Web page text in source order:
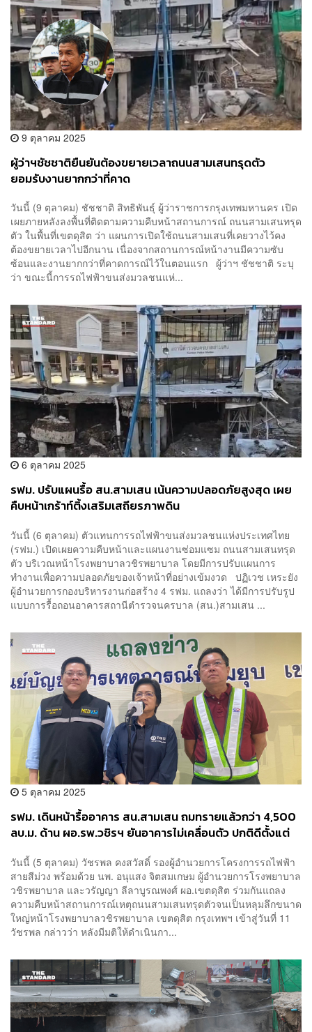
9 ตุลาคม 2025
ผู้ว่าฯชัชชาติยืนยันต้องขยายเวลาถนนสามเสนทรุดตัว
ยอมรับงานยากกว่าที่คาด
วันนี้ (9 ตุลาคม) ชัชชาติ สิทธิพันธุ์ ผู้ว่าราชการกรุงเทพมหานคร เปิด
เผยภายหลังลงพื้นที่ติดตามความคืบหน้าสถานการณ์ ถนนสามเสนทรุด
ตัว ในพื้นที่เขตดุสิต ว่า แผนการเปิดใช้ถนนสามเสนที่เคยวางไว้คง
ต้องขยายเวลาไปอีกนาน เนื่องจากสถานการณ์หน้างานมีความซับ
ซ้อนและงานยากกว่าที่คาดการณ์ไว้ในตอนแรก ผู้ว่าฯ ชัชชาติ ระบุ
ว่า ขณะนี้การรถไฟฟ้าขนส่งมวลชนแห่...
6 ตุลาคม 2025
รฟม. ปรับแผนรื้อ สน.สามเสน เน้นความปลอดภัยสูงสุด เผย
คืบหน้าเกร้าท์ติ้งเสริมเสถียรภาพดิน
วันนี้ (6 ตุลาคม) ตัวแทนการรถไฟฟ้าขนส่งมวลชนแห่งประเทศไทย
(รฟม.) เปิดเผยความคืบหน้าและแผนงานซ่อมแซม ถนนสามเสนทรุด
ตัว บริเวณหน้าโรงพยาบาลวชิรพยาบาล โดยมีการปรับแผนการ
ทำงานเพื่อความปลอดภัยของเจ้าหน้าที่อย่างเข้มงวด ปฏิเวช เหระยัง
ผู้อำนวยการกองบริหารงานก่อสร้าง 4 รฟม. แถลงว่า ได้มีการปรับรูป
แบบการรื้อถอนอาคารสถานีตำรวจนครบาล (สน.)สามเสน ...
5 ตุลาคม 2025
รฟม. เดินหน้ารื้ออาคาร สน.สามเสน ถมทรายแล้วกว่า 4,500
ลบ.ม. ด้าน ผอ.รพ.วชิรฯ ยันอาคารไม่เคลื่อนตัว ปกติดีตั้งแต่
วันนี้ (5 ตุลาคม) วัชรพล คงสวัสดิ์ รองผู้อำนวยการโครงการรถไฟฟ้า
สายสีม่วง พร้อมด้วย นพ. อนุแสง จิตสมเกษม ผู้อำนวยการโรงพยาบาล
วชิรพยาบาล และวรัญญา ลีลาบูรณพงศ์ ผอ.เขตดุสิต ร่วมกันแถลง
ความคืบหน้าสถานการณ์เหตุถนนสามเสนทรุดตัวจนเป็นหลุมลึกขนาด
ใหญ่หน้าโรงพยาบาลวชิรพยาบาล เขตดุสิต กรุงเทพฯ เข้าสู่วันที่ 11
วัชรพล กล่าวว่า หลังมีมติให้ดำเนินกา...